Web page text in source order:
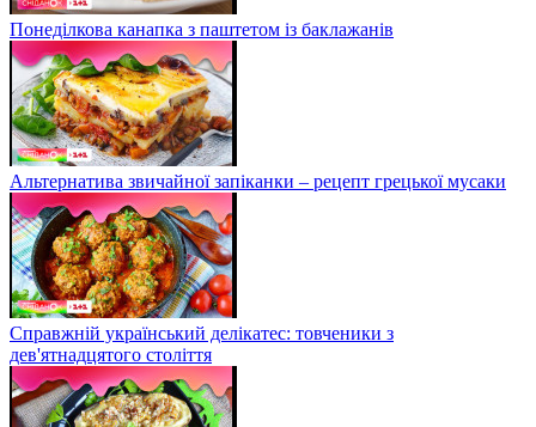
Понеділкова канапка з паштетом із баклажанів
Альтернатива звичайної запіканки – рецепт грецької мусаки
Справжній український делікатес: товченики з
дев'ятнадцятого століття